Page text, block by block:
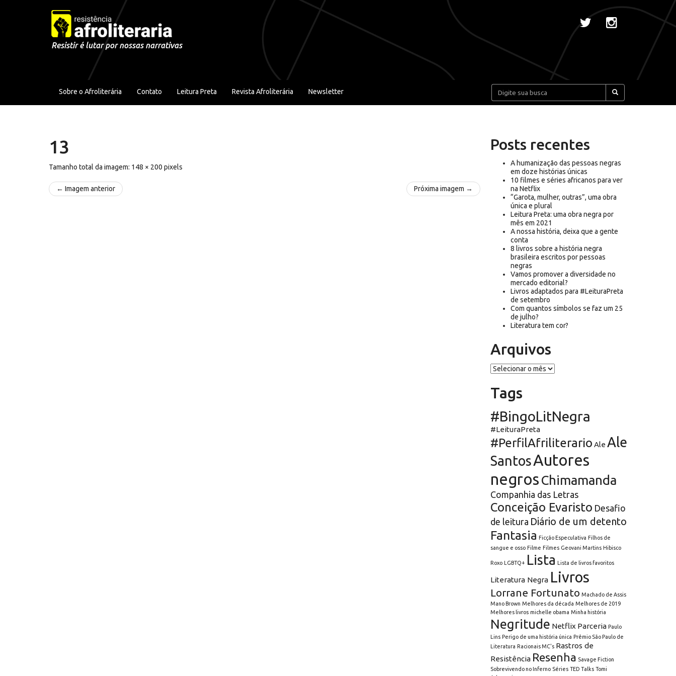
Pular para o conteúdo
Resistir é lutar por nossas narrativas
Sobre o Afroliterária Contato Leitura Preta Revista Afroliterária Newsletter Pesquisar:
13
Tamanho total da imagem: 148 × 200 pixels
← Imagem anterior Próxima imagem →
Posts recentes
A humanização das pessoas negras
em doze histórias únicas
10 filmes e séries africanos para ver
na Netflix
“Garota, mulher, outras”, uma obra
única e plural
Leitura Preta: uma obra negra por
mês em 2021
A nossa história, deixa que a gente
conta
8 livros sobre a história negra
brasileira escritos por pessoas
negras
Vamos promover a diversidade no
mercado editorial?
Livros adaptados para #LeituraPreta
de setembro
Com quantos símbolos se faz um 25
de julho?
Literatura tem cor?
Arquivos
Arquivos
Tags
#BingoLitNegra
#LeituraPreta
#PerfilAfriliterario Ale Ale
SantosAutores
negros Chimamanda
Companhia das Letras
Conceição Evaristo Desafio
de leitura Diário de um detento
Fantasia Ficção Especulativa Filhos de
sangue e osso Filme Filmes Geovani Martins Hibisco
Roxo LGBTQ+ Lista Lista de livros favoritos
Literatura Negra Livros
Lorrane Fortunato Machado de Assis
Mano Brown Melhores da década Melhores de 2019
Melhores livros michelle obama Minha história
Negritude Netflix Parceria Paulo
Lins Perigo de uma história única Prêmio São Paulo de
Literatura Racionais MC's Rastros de
Resistência Resenha Savage Fiction
Sobrevivendo no Inferno Séries TED Talks Tomi